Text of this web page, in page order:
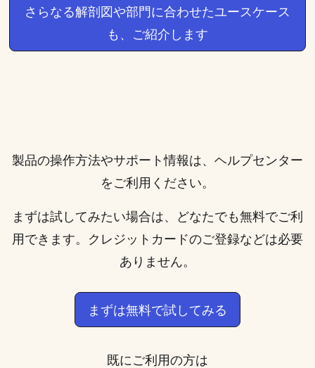
さらなる解剖図や部門に合わせたユースケース
も、ご紹介します
製品の操作方法やサポート情報は、 ヘルプセンター
をご利用ください。
まずは試してみたい場合は、どなたでも無料でご利
用できます。クレジットカードのご登録などは必要
ありません。
まずは無料で試してみる
既にご利用の方は